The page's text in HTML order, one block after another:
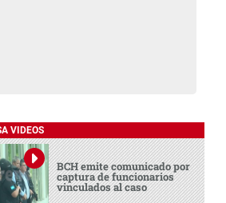
VIDEOS
BCH emite comunicado por
captura de funcionarios
vinculados al caso